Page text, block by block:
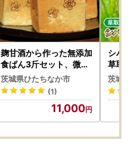
麹甘酒から作った無添加
食ぱん3斤セット、微生
物が醸しだす香り、旨み
、食感をお楽しみくださ
い!_ パン ぱん_【12194
茨城県ひたちなか市
(1)
11,000
シバ
草取
茨城